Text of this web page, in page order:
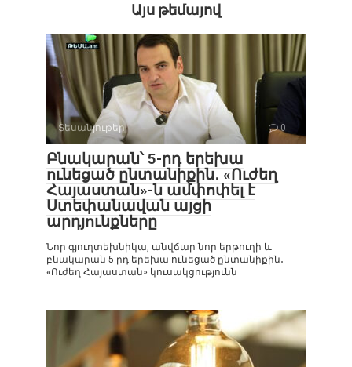
Այս թեմայով
Տեսանյութեր 0
Բնակարան՝ 5-րդ երեխա
ունեցած ընտանիքին․ «Ուժեղ
Հայաստան»-ն ամփոփել է
Ստեփանավան այցի
արդյունքները
Նոր գյուղտեխնիկա, անվճար նոր երթուղի և
բնակարան 5-րդ երեխա ունեցած ընտանիքին․
«Ուժեղ Հայաստան» կուսակցությունն